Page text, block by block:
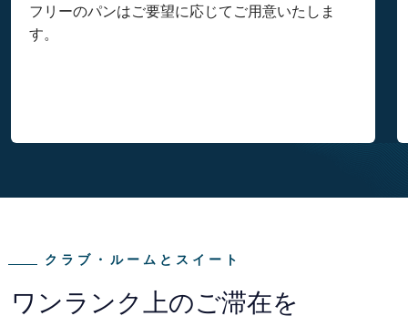
フリーのパンはご要望に応じてご用意いたしま
す。
クラブ・ルームとスイート
ワンランク上のご滞在を